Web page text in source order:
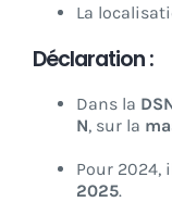
La
Déclaration :
Dans la
N, sur la
Pour 2024,
2025.